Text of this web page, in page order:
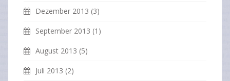
Dezember 2013 (3)
September 2013 (1)
August 2013 (5)
Juli 2013 (2)